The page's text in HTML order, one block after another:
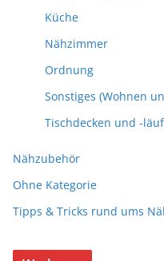
Küche
Nähzimmer
Ordnung
Sonstiges (Wohnen
Tischdecken und -
Nähzubehör
Ohne Kategorie
Tipps & Tricks rund ums